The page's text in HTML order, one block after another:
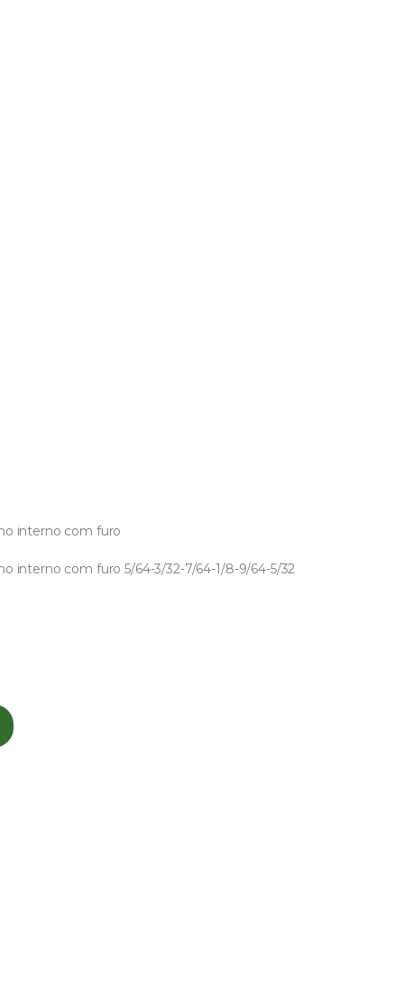
interno com furo
interno com furo 5/64-3/32-7/64-1/8-9/64-5/32